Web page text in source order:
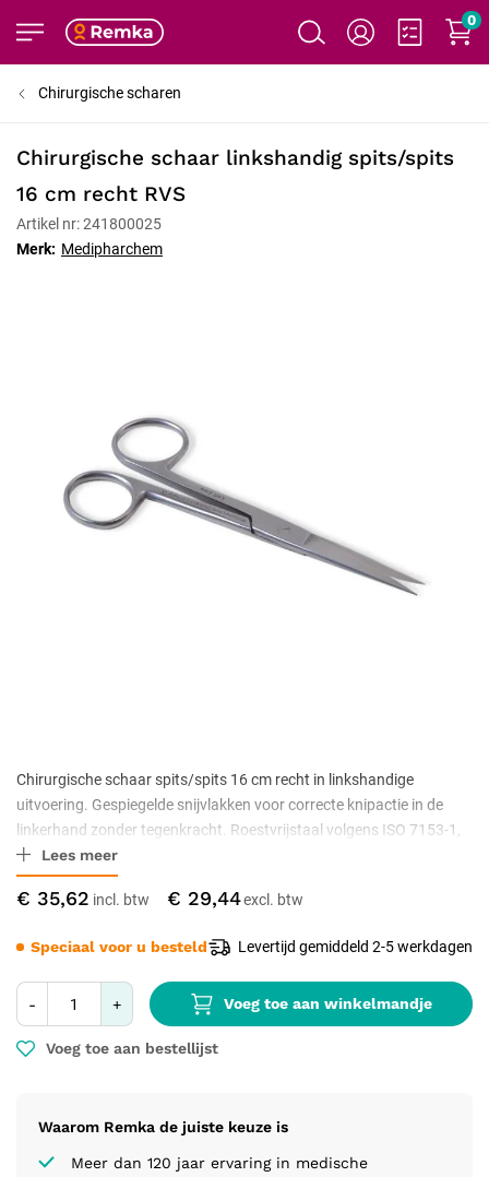
0
Chirurgische scharen
Chirurgische schaar linkshandig spits/spits
16 cm recht RVS
Artikel nr: 241800025
Merk: Medipharchem
€ 35,62 € 29,44
- + Voeg toe aan winkelmandje
Voeg toe aan bestellijst
Waarom Remka de juiste keuze is
Meer dan 120 jaar ervaring in medische
Speciaal voor u besteld Levertijd gemiddeld 2-5 werkdagen
Chirurgische schaar spits/spits 16 cm recht in linkshandige
uitvoering. Gespiegelde snijvlakken voor correcte knipactie in de
linkerhand zonder tegenkracht. Roestvrijstaal volgens ISO 7153-1,
niet-steriel geleverd, autoclaveerbaar.
Lees meer